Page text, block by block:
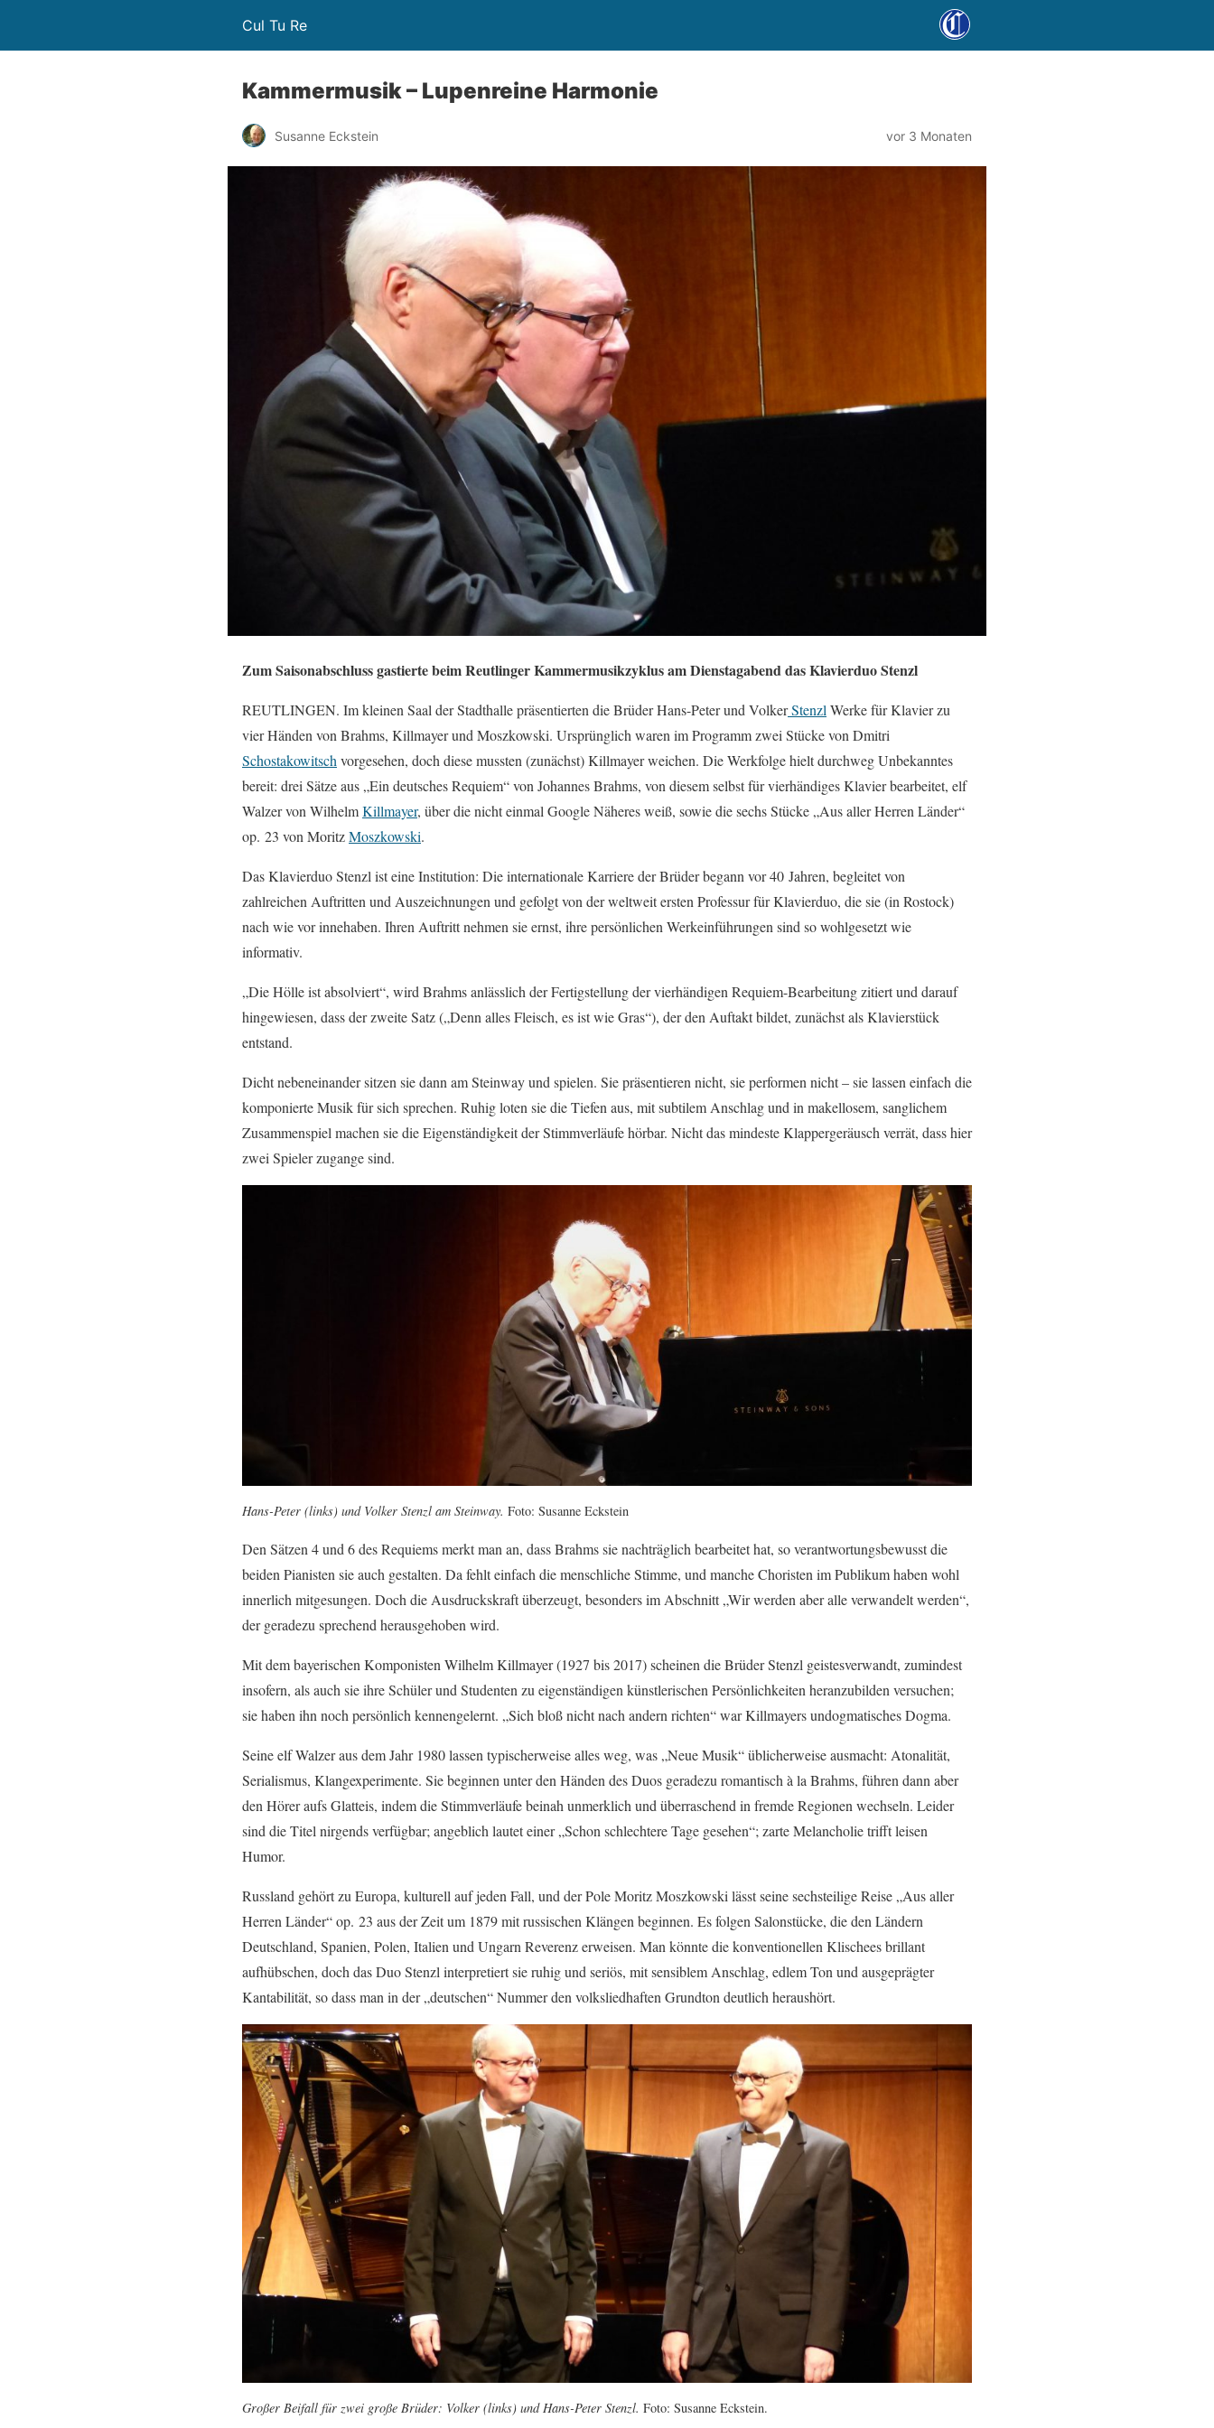
Cul Tu Re
Kammermusik – Lupenreine Harmonie
Susanne Eckstein vor 3 Monaten
Zum Saisonabschluss gastierte beim Reutlinger Kammermusikzyklus am Dienstagabend das Klavierduo Stenzl
REUTLINGEN. Im kleinen Saal der Stadthalle präsentierten die Brüder Hans-Peter und VolkerStenzl Werke für Klavier zu
vier Händen von Brahms, Killmayer und Moszkowski. Ursprünglich waren im Programm zwei Stücke von Dmitri
Schostakowitsch vorgesehen, doch diese mussten (zunächst) Killmayer weichen. Die Werkfolge hielt durchweg Unbekanntes
bereit: drei Sätze aus „Ein deutsches Requiem“ von Johannes Brahms, von diesem selbst für vierhändiges Klavier bearbeitet, elf
Walzer von WilhelmKillmayer, über die nicht einmal Google Näheres weiß, sowie die sechs Stücke „Aus aller Herren Länder“
op. 23 von MoritzMoszkowski.
Das Klavierduo Stenzl ist eine Institution: Die internationale Karriere der Brüder begann vor 40 Jahren, begleitet von
zahlreichen Auftritten und Auszeichnungen und gefolgt von der weltweit ersten Professur für Klavierduo, die sie (in Rostock)
nach wie vor innehaben. Ihren Auftritt nehmen sie ernst, ihre persönlichen Werkeinführungen sind so wohlgesetzt wie
informativ.
„Die Hölle ist absolviert“, wird Brahms anlässlich der Fertigstellung der vierhändigen Requiem-Bearbeitung zitiert und darauf
hingewiesen, dass der zweite Satz („Denn alles Fleisch, es ist wie Gras“), der den Auftakt bildet, zunächst als Klavierstück
entstand.
Dicht nebeneinander sitzen sie dann am Steinway und spielen. Sie präsentieren nicht, sie performen nicht – sie lassen einfach die
komponierte Musik für sich sprechen. Ruhig loten sie die Tiefen aus, mit subtilem Anschlag und in makellosem, sanglichem
Zusammenspiel machen sie die Eigenständigkeit der Stimmverläufe hörbar. Nicht das mindeste Klappergeräusch verrät, dass hier
zwei Spieler zugange sind.
Hans-Peter (links) und Volker Stenzl am Steinway. Foto: Susanne Eckstein
Den Sätzen 4 und 6 des Requiems merkt man an, dass Brahms sie nachträglich bearbeitet hat, so verantwortungsbewusst die
beiden Pianisten sie auch gestalten. Da fehlt einfach die menschliche Stimme, und manche Choristen im Publikum haben wohl
innerlich mitgesungen. Doch die Ausdruckskraft überzeugt, besonders im Abschnitt „Wir werden aber alle verwandelt werden“,
der geradezu sprechend herausgehoben wird.
Mit dem bayerischen Komponisten Wilhelm Killmayer (1927 bis 2017) scheinen die Brüder Stenzl geistesverwandt, zumindest
insofern, als auch sie ihre Schüler und Studenten zu eigenständigen künstlerischen Persönlichkeiten heranzubilden versuchen;
sie haben ihn noch persönlich kennengelernt. „Sich bloß nicht nach andern richten“ war Killmayers undogmatisches Dogma.
Seine elf Walzer aus dem Jahr 1980 lassen typischerweise alles weg, was „Neue Musik“ üblicherweise ausmacht: Atonalität,
Serialismus, Klangexperimente. Sie beginnen unter den Händen des Duos geradezu romantisch à la Brahms, führen dann aber
den Hörer aufs Glatteis, indem die Stimmverläufe beinah unmerklich und überraschend in fremde Regionen wechseln. Leider
sind die Titel nirgends verfügbar; angeblich lautet einer „Schon schlechtere Tage gesehen“; zarte Melancholie trifft leisen
Humor.
Russland gehört zu Europa, kulturell auf jeden Fall, und der Pole Moritz Moszkowski lässt seine sechsteilige Reise „Aus aller
Herren Länder“ op. 23 aus der Zeit um 1879 mit russischen Klängen beginnen. Es folgen Salonstücke, die den Ländern
Deutschland, Spanien, Polen, Italien und Ungarn Reverenz erweisen. Man könnte die konventionellen Klischees brillant
aufhübschen, doch das Duo Stenzl interpretiert sie ruhig und seriös, mit sensiblem Anschlag, edlem Ton und ausgeprägter
Kantabilität, so dass man in der „deutschen“ Nummer den volksliedhaften Grundton deutlich heraushört.
Großer Beifall für zwei große Brüder: Volker (links) und Hans-Peter Stenzl. Foto: Susanne Eckstein.